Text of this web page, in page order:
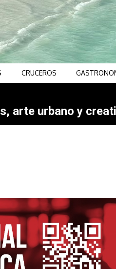
CRUCEROS
arte urbano y